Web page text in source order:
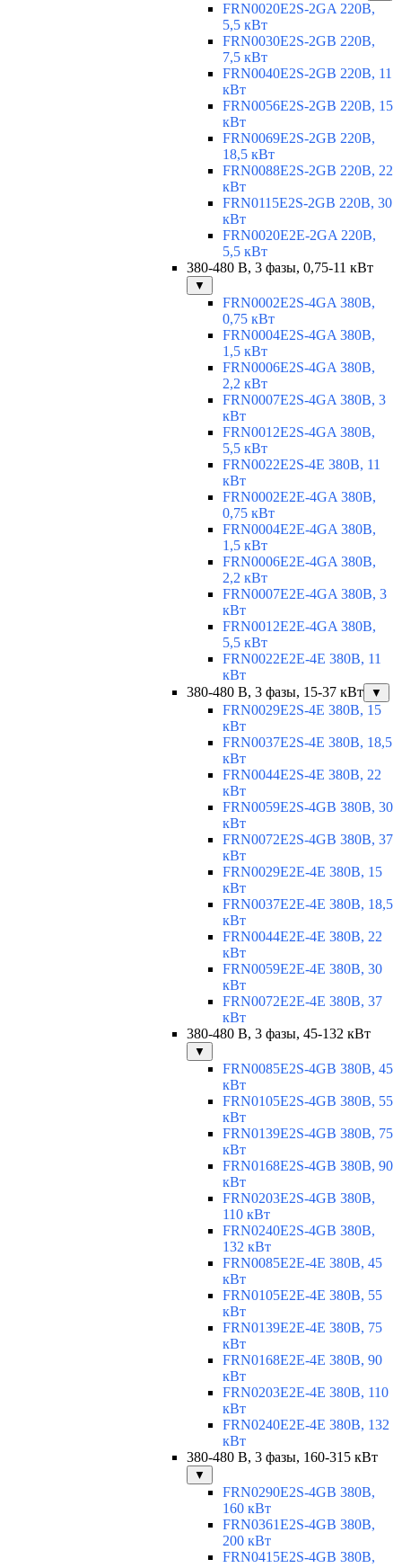
FRN0020E2S-2GA 220В,
5,5 кВт
FRN0030E2S-2GB 220В,
7,5 кВт
FRN0040E2S-2GB 220В, 11
кВт
FRN0056E2S-2GB 220В, 15
кВт
FRN0069E2S-2GB 220В,
18,5 кВт
FRN0088E2S-2GB 220В, 22
кВт
FRN0115E2S-2GB 220В, 30
кВт
FRN0020E2E-2GA 220В,
5,5 кВт
380-480 В, 3 фазы, 0,75-11 кВт
▼
FRN0002E2S-4GA 380В,
0,75 кВт
FRN0004E2S-4GA 380В,
1,5 кВт
FRN0006E2S-4GA 380В,
2,2 кВт
FRN0007E2S-4GA 380В, 3
кВт
FRN0012E2S-4GA 380В,
5,5 кВт
FRN0022E2S-4E 380В, 11
кВт
FRN0002E2E-4GA 380В,
0,75 кВт
FRN0004E2E-4GA 380В,
1,5 кВт
FRN0006E2E-4GA 380В,
2,2 кВт
FRN0007E2E-4GA 380В, 3
кВт
FRN0012E2E-4GA 380В,
5,5 кВт
FRN0022E2E-4E 380В, 11
кВт
380-480 В, 3 фазы, 15-37 кВт
▼
FRN0029E2S-4E 380В, 15
кВт
FRN0037E2S-4E 380В, 18,5
кВт
FRN0044E2S-4E 380В, 22
кВт
FRN0059E2S-4GB 380В, 30
кВт
FRN0072E2S-4GB 380В, 37
кВт
FRN0029E2E-4E 380В, 15
кВт
FRN0037E2E-4E 380В, 18,5
кВт
FRN0044E2E-4E 380В, 22
кВт
FRN0059E2E-4E 380В, 30
кВт
FRN0072E2E-4E 380В, 37
кВт
380-480 В, 3 фазы, 45-132 кВт
▼
FRN0085E2S-4GB 380В, 45
кВт
FRN0105E2S-4GB 380В, 55
кВт
FRN0139E2S-4GB 380В, 75
кВт
FRN0168E2S-4GB 380В, 90
кВт
FRN0203E2S-4GB 380В,
110 кВт
FRN0240E2S-4GB 380В,
132 кВт
FRN0085E2E-4E 380В, 45
кВт
FRN0105E2E-4E 380В, 55
кВт
FRN0139E2E-4E 380В, 75
кВт
FRN0168E2E-4E 380В, 90
кВт
FRN0203E2E-4E 380В, 110
кВт
FRN0240E2E-4E 380В, 132
кВт
380-480 В, 3 фазы, 160-315 кВт
▼
FRN0290E2S-4GB 380В,
160 кВт
FRN0361E2S-4GB 380В,
200 кВт
FRN0415E2S-4GB 380В,